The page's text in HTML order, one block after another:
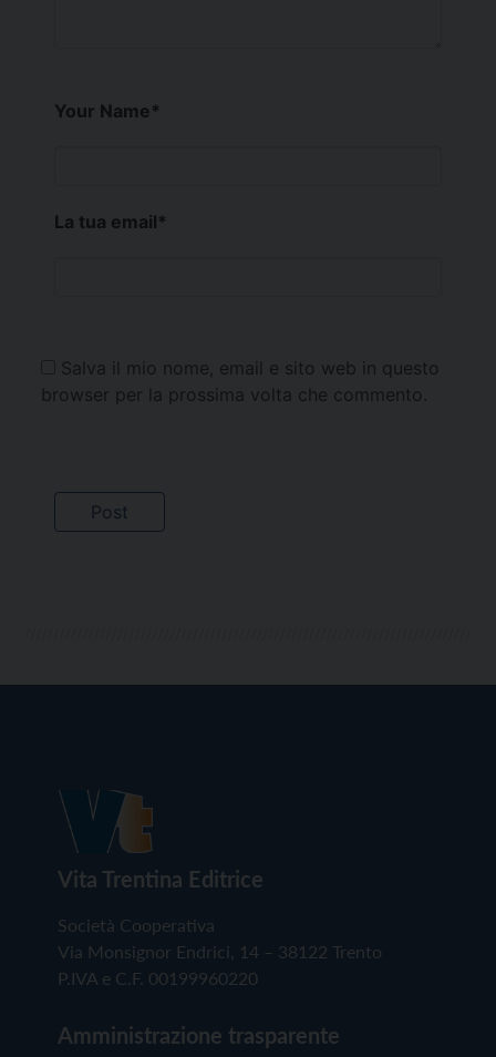
Your Name*
La tua email*
Salva il mio nome, email e sito web in questo
browser per la prossima volta che commento.
Vita Trentina Editrice
Società Cooperativa
Via Monsignor Endrici, 14 – 38122 Trento
P.IVA e C.F. 00199960220
Amministrazione trasparente